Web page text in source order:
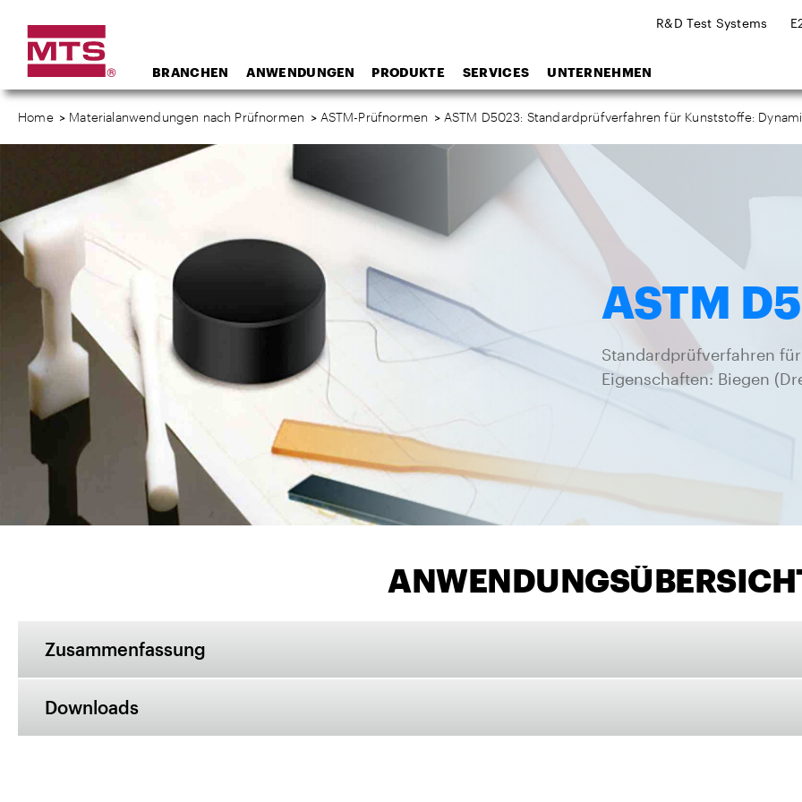
BRANCHEN ANWENDUNGEN PRODUKTE SERVICES UNTERNEHMEN
R&D Test Systems
Home > Materialanwendungen nach Prüfnormen > ASTM-Prüfnormen > ASTM D5023: Standardprüfverfahren für Kunststoffe:
ASTM
Standardprüfverfahren
Eigenschaften: Biegen
Zusammenfassung
Downloads